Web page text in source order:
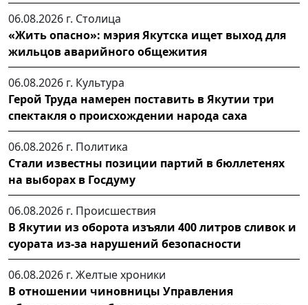
06.08.2026 г. Столица
«Жить опасно»: мэрия Якутска ищет выход для
жильцов аварийного общежития
06.08.2026 г. Культура
Герой Труда намерен поставить в Якутии три
спектакля о происхождении народа саха
06.08.2026 г. Политика
Стали известны позиции партий в бюллетенях
на выборах в Госдуму
06.08.2026 г. Происшествия
В Якутии из оборота изъяли 400 литров сливок и
суората из-за нарушений безопасности
06.08.2026 г. Желтые хроники
В отношении чиновницы Управления